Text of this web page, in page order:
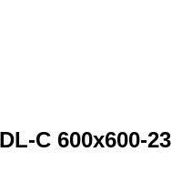
C 600x600-